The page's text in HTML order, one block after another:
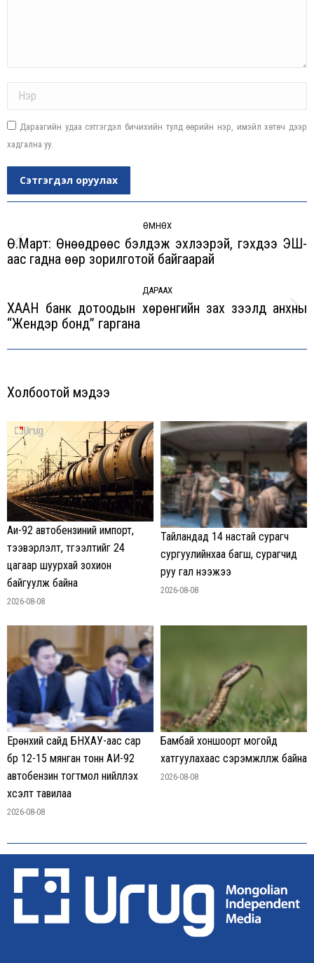
Дараагийн удаа сэтгэгдэл бичихийн тулд өөрийн нэр, имэйл хөтөч дээр
хадгална уу.
Сэтгэгдэл оруулах
navigation
ӨМНӨХ
Previous
Ө.Март: Өнөөдрөөс бэлдэж эхлээрэй, гэхдээ ЭШ-
аас гадна өөр зорилготой байгаарай
ДАРААХ
Next
ХААН банк дотоодын хөрөнгийн зах зээлд анхны
“Жендэр бонд” гаргана
Холбоотой мэдээ
Аи-92 автобензиний импорт,
тээвэрлэлт, түгээлтийг 24
цагаар шуурхай зохион
байгуулж байна
2026-08-08
Тайландад 14 настай сурагч
сургуулийнхаа багш, сурагчид
руу гал нээжээ
2026-08-08
Ерөнхий сайд БНХАУ-аас сар
бүр 12-15 мянган тонн АИ-92
автобензин тогтмол нийлүүлэх
хүсэлт тавилаа
2026-08-08
Бамбай хоншоорт могойд
хатгуулахаас сэрэмжлүүлж байна
2026-08-08